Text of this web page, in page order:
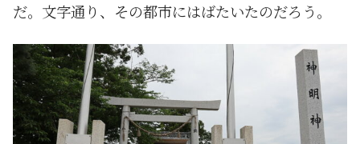
だ。文字通り、その都市にはばたいたのだろう。